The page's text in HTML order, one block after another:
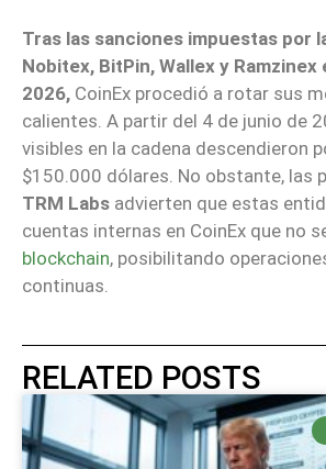
Tras las sanciones impuestas por
Nobitex, BitPin, Wallex y Ramzinex
2026, CoinEx procedió a rotar sus
calientes. A partir del 4 de junio de
visibles en la cadena descendieron
$150.000 dólares. No obstante, las
TRM Labs advierten que estas
cuentas internas en CoinEx que no
blockchain, posibilitando
continuas.
RELATED POSTS